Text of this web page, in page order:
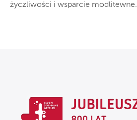
życzliwości i wsparcie modlitewne.